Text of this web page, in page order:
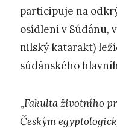
participuje na
osídlení v Súdánu,
nilský katarakt)
súdánského
„Fakulta životního
Českým